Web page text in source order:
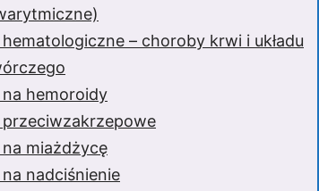
hematologiczne – choroby krwi i układu
na hemoroidy
przeciwzakrzepowe
na miażdżycę
na nadciśnienie